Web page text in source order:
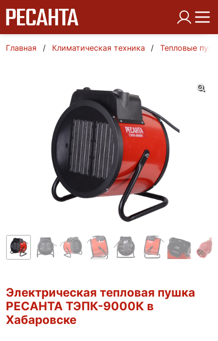
Главная Климатическая техника Тепловые
Электрическая тепловая пушка
РЕСАНТА ТЭПК-9000К в
Хабаровске